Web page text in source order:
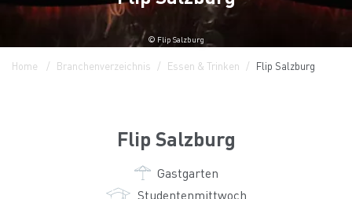
© Flip Salzburg
Home Branchenverzeichnis Essen & Trinken Flip Salzburg
Flip Salzburg
Gastgarten
Studentenmittwoch